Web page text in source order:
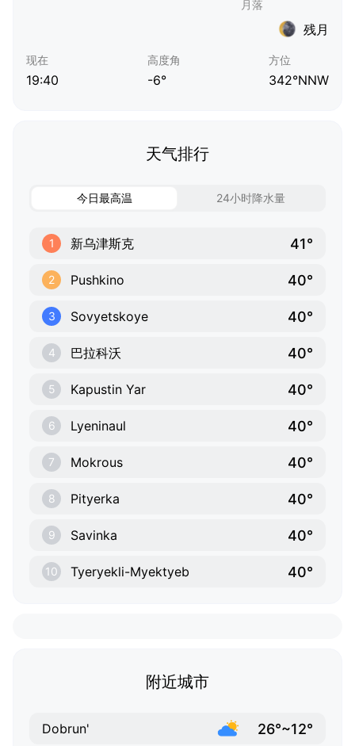
残月
现在
19:40
高度角
-6°
方位
342°NNW
天气排行
今日最高温 24小时降水量
1 新乌津斯克 41°
2 Pushkino 40°
3 Sovyetskoye 40°
4 巴拉科沃 40°
5 Kapustin Yar 40°
6 Lyeninaul 40°
7 Mokrous 40°
8 Pityerka 40°
9 Savinka 40°
10 Tyeryekli-Myektyeb 40°
附近城市
Dobrun' 26°~12°